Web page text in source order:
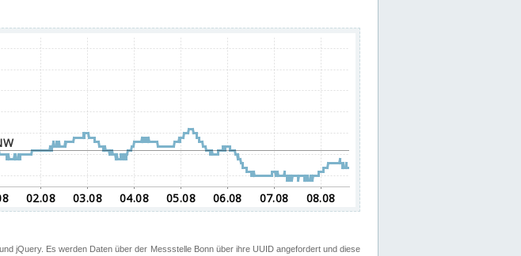
jQuery. Es werden Daten über der Messstelle Bonn über ihre UUID angefordert und diese